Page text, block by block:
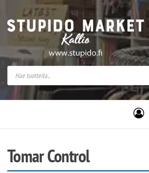
Stupido Market – verkossa ja
Stupido
Tomar Control